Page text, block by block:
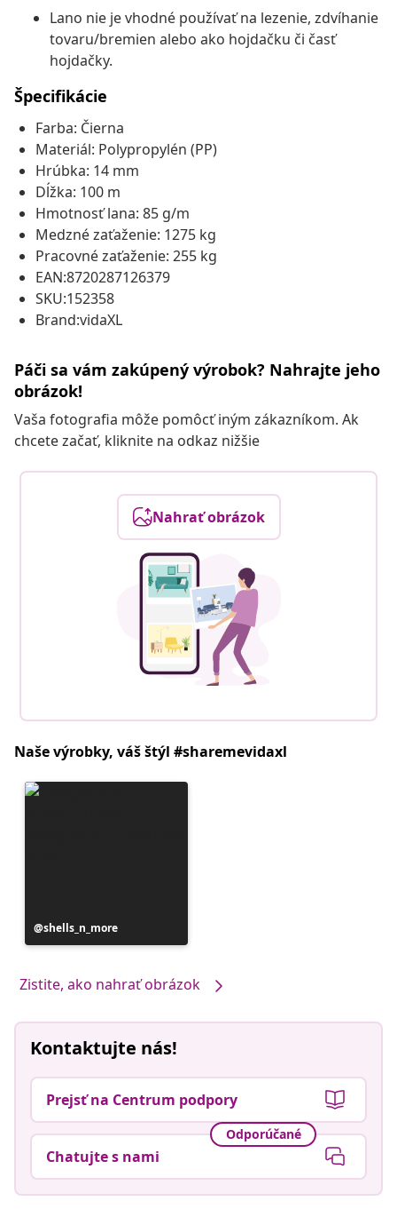
Lano nie je vhodné používať na lezenie, zdvíhanie
tovaru/bremien alebo ako hojdačku či časť
hojdačky.
Špecifikácie
Farba: Čierna
Materiál: Polypropylén (PP)
Hrúbka: 14 mm
Dĺžka: 100 m
Hmotnosť lana: 85 g/m
Medzné zaťaženie: 1275 kg
Pracovné zaťaženie: 255 kg
EAN:8720287126379
SKU:152358
Brand:vidaXL
Páči sa vám zakúpený výrobok? Nahrajte jeho
obrázok!
Vaša fotografia môže pomôcť iným zákazníkom. Ak
chcete začať, kliknite na odkaz nižšie
Nahrať obrázok
Naše výrobky, váš štýl #sharemevidaxl
Príspevok
zverejnil
shells_n_more
Zistite, ako nahrať obrázok
Kontaktujte nás!
Prejsť na Centrum podpory
Odporúčané
Chatujte s nami